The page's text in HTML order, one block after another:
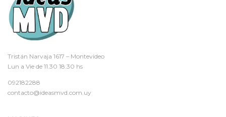
Tristán Narvaja 1617 – Montevideo
Lun a Vie de 11.30 18.30 hs
092182288
contacto@ideasmvd.com.uy